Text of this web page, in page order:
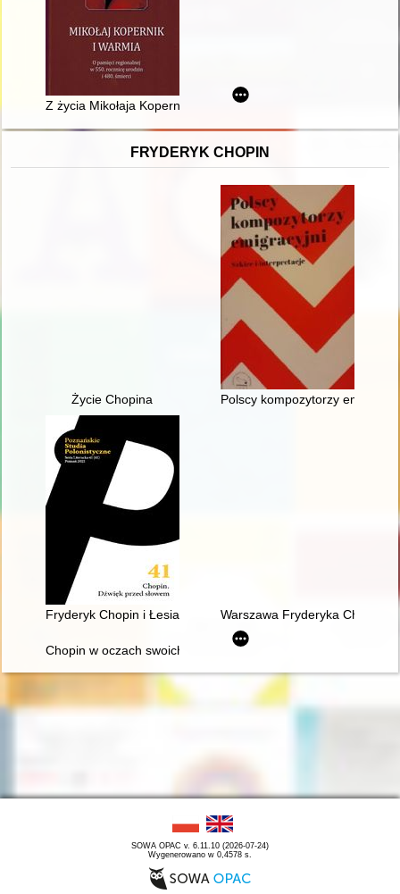
Z życia Mikołaja Kopernika na Warmii
FRYDERYK CHOPIN
Życie Chopina Polscy kompozytorzy
Fryderyk Chopin i Łesia Ukrainka : per meWarszawa Fryderyka Chopina
Chopin w oczach swoich uczniów
SOWA OPAC v. 6.11.10 (2026-07-24)
Wygenerowano w 0,4578 s.